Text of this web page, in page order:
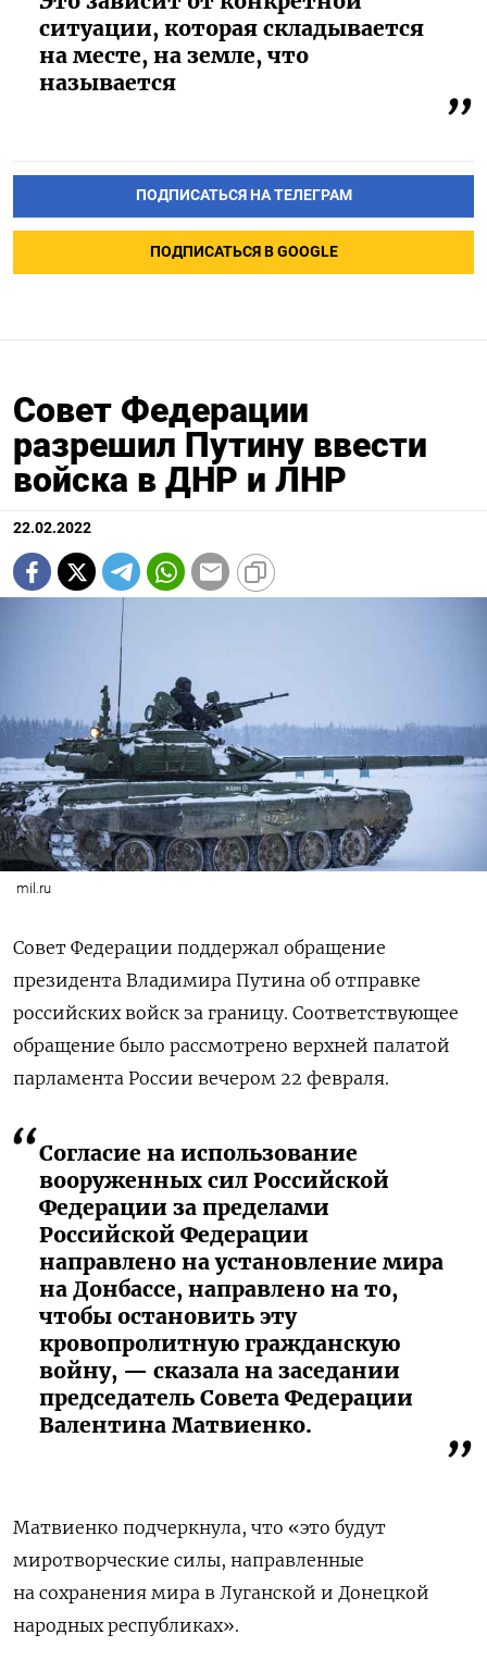
ситуации, которая складывается
на месте, на земле, что
называется
ПОДПИСАТЬСЯ НА ТЕЛЕГРАМ
ПОДПИСАТЬСЯ В GOOGLE
Совет Федерации
разрешил Путину ввести
войска в ДНР и ЛНР
22.02.2022
mil.ru
Совет Федерации поддержал обращение
президента Владимира Путина об отправке
российских войск за границу. Соответствующее
обращение было рассмотрено верхней палатой
парламента России вечером 22 февраля.
Согласие на использование
вооруженных сил Российской
Федерации за пределами
Российской Федерации
направлено на установление мира
на Донбассе, направлено на то,
чтобы остановить эту
кровопролитную гражданскую
войну, — сказала на заседании
председатель Совета Федерации
Валентина Матвиенко.
Матвиенко подчеркнула, что «это будут
миротворческие силы, направленные
на сохранения мира в Луганской и Донецкой
народных республиках».